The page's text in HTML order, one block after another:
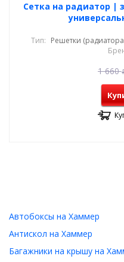
Cетка на радиатор |
Тип: Решетки
1 660
Автобоксы на Хаммер
Антискол на Хаммер
Багажники на крышу на